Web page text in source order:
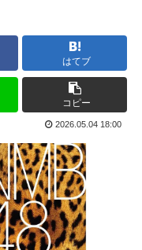
だけど皆は見たこと...
ロスコロス...
良いと話題
る」
てた？
を告白「中国の強...
がアニメ化した米人...
はてブ
コピー
2026.05.04 18:00